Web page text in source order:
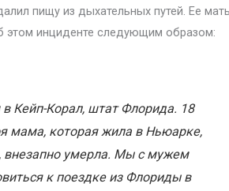
пищу из дыхательных путей. Ее
этом инциденте следующим образом:
Кейп-Корал, штат Флорида. 18
мама, которая жила в Ньюарке,
внезапно умерла. Мы с мужем
к поездке из Флориды в